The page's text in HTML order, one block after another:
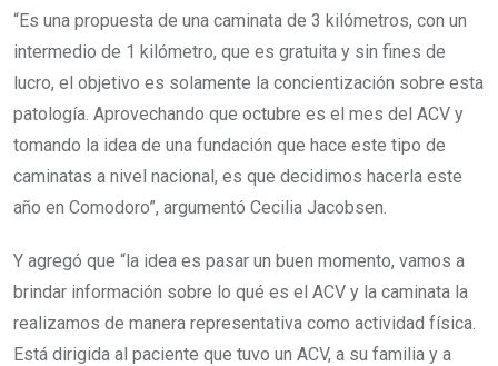
“Es una propuesta de una caminata de 3 kilómetros, con un
intermedio de 1 kilómetro, que es gratuita y sin fines de
lucro, el objetivo es solamente la concientización sobre esta
patología. Aprovechando que octubre es el mes del ACV y
tomando la idea de una fundación que hace este tipo de
caminatas a nivel nacional, es que decidimos hacerla este
año en Comodoro”, argumentó Cecilia Jacobsen.
Y agregó que “la idea es pasar un buen momento, vamos a
brindar información sobre lo qué es el ACV y la caminata la
realizamos de manera representativa como actividad física.
Está dirigida al paciente que tuvo un ACV, a su familia y a